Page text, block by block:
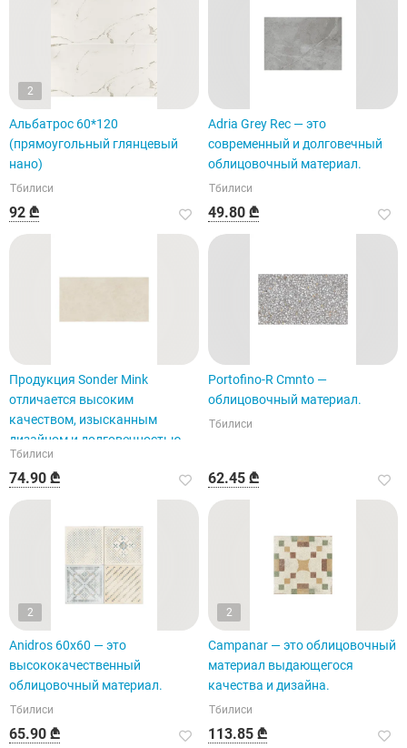
2
Альбатрос 60*120
(прямоугольный глянцевый
нано)
Тбилиси
92 ₾
Adria Grey Rec — это
современный и долговечный
облицовочный материал.
Тбилиси
49.80 ₾
Продукция Sonder Mink
отличается высоким
качеством, изысканным
дизайном и долговечностью.
Тбилиси
74.90 ₾
Portofino-R Cmnto —
облицовочный материал.
Тбилиси
62.45 ₾
2
Anidros 60x60 — это
высококачественный
облицовочный материал.
Тбилиси
65.90 ₾
2
Campanar — это облицовочный
материал выдающегося
качества и дизайна.
Тбилиси
113.85 ₾